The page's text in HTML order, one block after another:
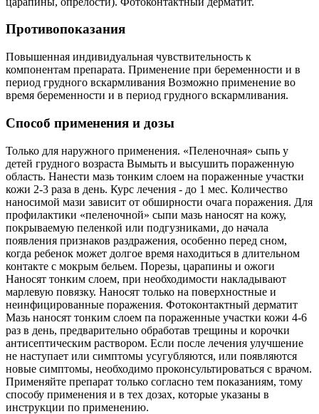
Противопоказания
Повышенная индивидуальная чувствительность к
компонентам препарата. Применение при беременности и в
период грудного вскармливания Возможно применение во
время беременности и в период грудного вскармливания.
Способ применения и дозы
Только для наружного применения. «Пеленочная» сыпь у
детей грудного возраста Вымыть и высушить пораженную
область. Нанести мазь тонким слоем на пораженные участки
кожи 2-3 раза в день. Курс лечения - до 1 мес. Количество
наносимой мази зависит от обширности очага поражения. Для
профилактики «пеленочной» сыпи мазь наносят на кожу,
покрываемую пеленкой или подгузниками, до начала
появления признаков раздражения, особенно перед сном,
когда ребенок может долгое время находиться в длительном
контакте с мокрым бельем. Порезы, царапины и ожоги
Наносят тонким слоем, при необходимости накладывают
марлевую повязку. Наносят только на поверхностные и
неинфицированные поражения. Фотоконтактный дерматит
Мазь наносят тонким слоем па пораженные участки кожи 4-6
раз в день, предварительно обработав трещины и корочки
антисептическим раствором. Если после лечения улучшение
не наступает или симптомы усугубляются, или появляются
новые симптомы, необходимо проконсультироваться с врачом.
Применяйте препарат только согласно тем показаниям, тому
способу применения и в тех дозах, которые указаны в
инструкции по применению.